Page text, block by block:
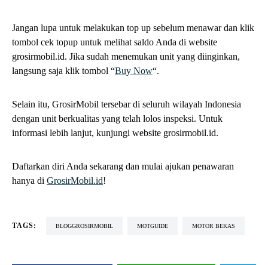
Jangan lupa untuk melakukan top up sebelum menawar dan klik
tombol cek topup untuk melihat saldo Anda di website
grosirmobil.id. Jika sudah menemukan unit yang diinginkan,
langsung saja klik tombol “Buy Now“.
Selain itu, GrosirMobil tersebar di seluruh wilayah Indonesia
dengan unit berkualitas yang telah lolos inspeksi. Untuk
informasi lebih lanjut, kunjungi website grosirmobil.id.
Daftarkan diri Anda sekarang dan mulai ajukan penawaran
hanya di GrosirMobil.id!
TAGS: BLOGGROSIRMOBIL MOTGUIDE MOTOR BEKAS